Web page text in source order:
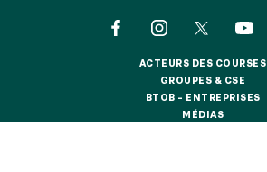
ABONNEMENTS ANNUELS
JOURS DE COURSES
ACTEURS DES COURSES
ACTEURS DES COURSES
GROUPES & CSE
GROUPES & CSE
BTOB – ENTREPRISES
BTOB – ENTREPRISES
MÉDIAS